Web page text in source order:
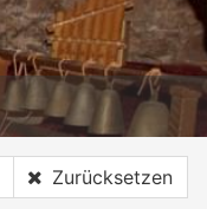
Zurücksetzen